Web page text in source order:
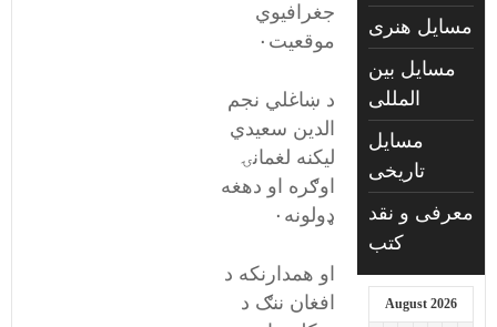
جغرافیوي
موقعیت٠
د ښاغلي نجم
الدين سعیدي
ليکنه لغمانۍ
اوګره او دهغه
ډولونه٠
او همدارنکه د
افغان ننګ د
مسايل هنری
مسایل بین
المللی
مسایل
تاریخی
معرفی و نقد
کتب
August 2026